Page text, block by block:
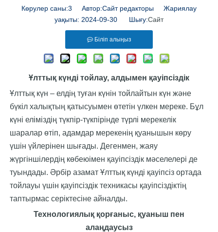
Көрулер саны:3 Автор:Сайт редакторы Жариялау
уақыты: 2024-09-30 Шығу:Сайт
Біліп алыңыз
Ұлттық күнді тойлау, алдымен қауіпсіздік
Ұлттық күн – елдің туған күнін тойлайтын күн және
бүкіл халықтың қатысуымен өтетін үлкен мереке. Бұл
күні еліміздің түкпір-түкпірінде түрлі мерекелік
шаралар өтіп, адамдар мерекенің қуанышын көру
үшін үйлерінен шығады. Дегенмен, жаяу
жүргіншілердің көбеюімен қауіпсіздік мәселелері де
туындады. Әрбір азамат Ұлттық күнді қауіпсіз ортада
тойлауы үшін қауіпсіздік техникасы қауіпсіздіктің
таптырмас серіктесіне айналды.
Технологиялық қорғаныс, қуаныш пен
алаңдаусыз